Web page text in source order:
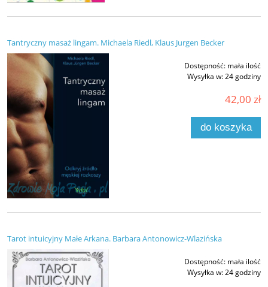
Tantryczny masaż lingam. Michaela Riedl, Klaus Jurgen Becker
Dostępność: mała ilość
Wysyłka w:24 godziny
42,00 zł
do koszyka
Tarot intuicyjny Małe Arkana. Barbara Antonowicz-Wlazińska
Dostępność: mała ilość
Wysyłka w:24 godziny